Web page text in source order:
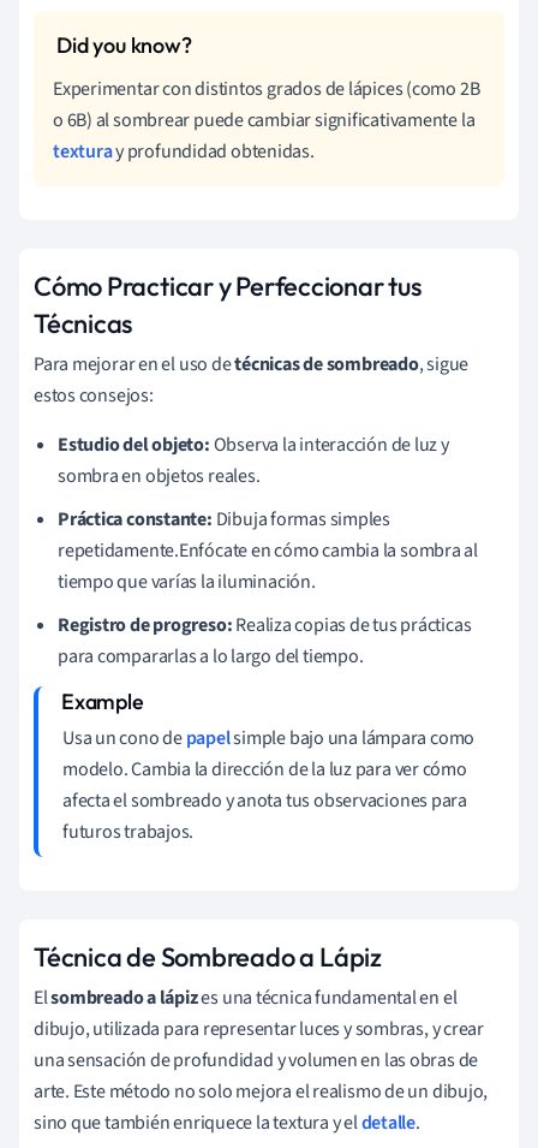
Experimentar con distintos grados de lápices (como 2B
o 6B) al sombrear puede cambiar significativamente la
texturay profundidad obtenidas.
Cómo Practicar y Perfeccionar tus
Técnicas
Para mejorar en el uso detécnicas de sombreado, sigue
estos consejos:
Estudio del objeto:Observa la interacción de luz y
sombra en objetos reales.
Práctica constante: Dibuja formas simples
repetidamente.Enfócate en cómo cambia la sombra al
tiempo que varías la iluminación.
Registro de progreso:Realiza copias de tus prácticas
para compararlas a lo largo del tiempo.
Usa un cono depapelsimple bajo una lámpara como
modelo. Cambia la dirección de la luz para ver cómo
afecta el sombreado y anota tus observaciones para
futuros trabajos.
Técnica de Sombreado a Lápiz
Elsombreado a lápizes una técnica fundamental en el
dibujo, utilizada para representar luces y sombras, y crear
una sensación de profundidad y volumen en las obras de
arte. Este método no solo mejora el realismo de un dibujo,
sino que también enriquece la textura y eldetalle.